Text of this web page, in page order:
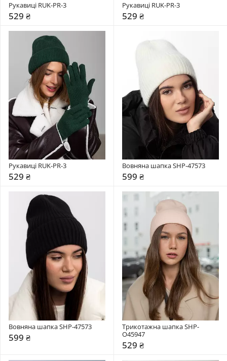
Рукавиці RUK-PR-3
529 ₴
Рукавиці RUK-PR-3
529 ₴
Рукавиці RUK-PR-3
529 ₴
Вовняна шапка SHP-47573
599 ₴
Вовняна шапка SHP-47573
599 ₴
Трикотажна шапка SHP-
О45947
529 ₴